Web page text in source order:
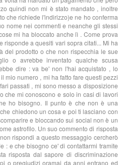
quindi non mi è stato mandato , inoltre
che richiede l'indirizzo)e ne ho conferma
nome nei commenti e neanche gli stessi
mi ha bloccato anche lì . Come prova
risponde a quesiti vari sopra citati... Mi ha
del prodotto o che non rispecchia le sue
o avrebbe inventato qualche scusa
dire : va be' non l'hai acquistato , lo
mio numero , mi ha fatto fare questi pezzi
passati , mi sono messo a disposizione
che mi conoscono e solo in casi di lavori
ho bisogno. Il punto è che non è una
chiedono un cosa e poi ti lasciano con
e bloccando sui social non è un
astrofilo. Un suo commento di risposta
rispondi a questo messaggio cercherò
: e che bisogno ce' di contattarmi tramite
risposta dal sapore di discriminazione
o pregiudizi oramai da anni entrano ed